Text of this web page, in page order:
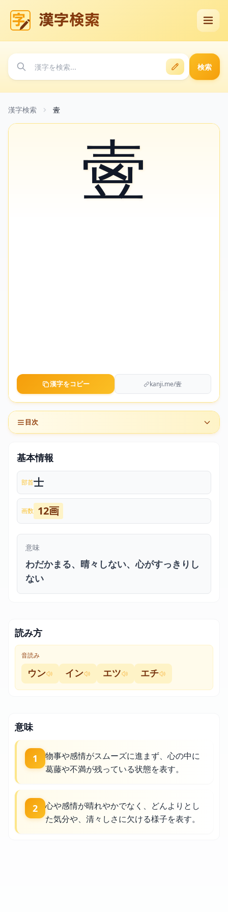
漢字検索
検索
漢字検索 㚃
㚃
漢字をコピー kanji.me/㚃
目次
基本情報
部首士
画数 12画
意味
わだかまる、晴々しない、心がすっきりし
ない
読み方
音読み
ウン イン エツ エチ
意味
1
物事や感情がスムーズに進まず、心の中に
葛藤や不満が残っている状態を表す。
2
心や感情が晴れやかでなく、どんよりとし
た気分や、清々しさに欠ける様子を表す。